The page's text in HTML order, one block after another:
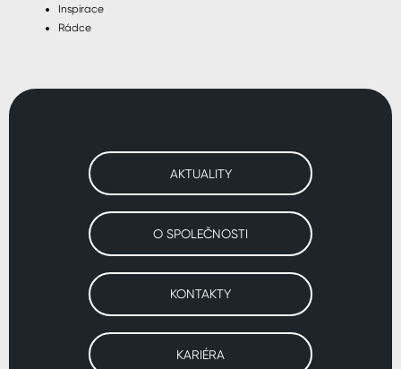
Inspirace
Rádce
AKTUALITY
O SPOLEČNOSTI
KONTAKTY
KARIÉRA